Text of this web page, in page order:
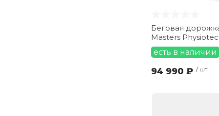
Беговая
Masters
есть в наличии
94 990 ₽ / шт.